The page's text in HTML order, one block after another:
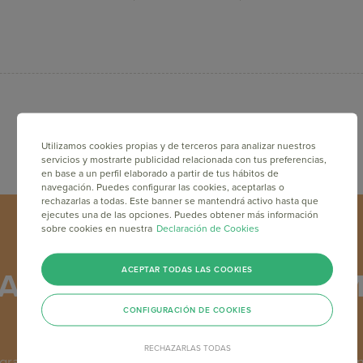
Capacítate en
gratis y online
Utilizamos cookies propias y de terceros para analizar nuestros
servicios y mostrarte publicidad relacionada con tus preferencias,
en base a un perfil elaborado a partir de tus hábitos de
navegación. Puedes configurar las cookies, aceptarlas o
rechazarlas a todas. Este banner se mantendrá activo hasta que
ejecutes una de las opciones. Puedes obtener más información
sobre cookies en nuestra Declaración de Cookies
RECHAZARLAS TODAS
ACEPTAR TODAS LAS COOKIES
CONFIGURACIÓN DE COOKIES